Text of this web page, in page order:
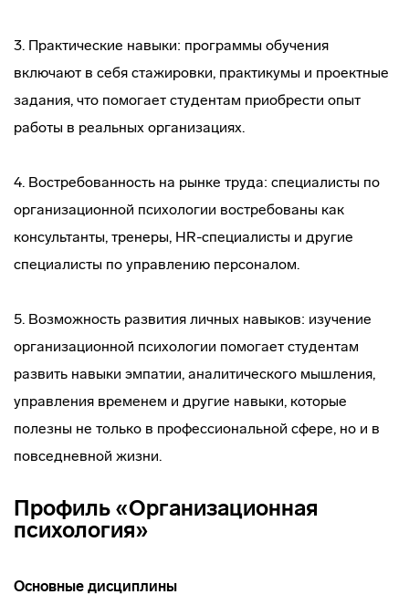
3. Практические навыки: программы обучения
включают в себя стажировки, практикумы и проектные
задания, что помогает студентам приобрести опыт
работы в реальных организациях.
4. Востребованность на рынке труда: специалисты по
организационной психологии востребованы как
консультанты, тренеры, HR-специалисты и другие
специалисты по управлению персоналом.
5. Возможность развития личных навыков: изучение
организационной психологии помогает студентам
развить навыки эмпатии, аналитического мышления,
управления временем и другие навыки, которые
полезны не только в профессиональной сфере, но и в
повседневной жизни.
Профиль «Организационная
психология»
Основные дисциплины